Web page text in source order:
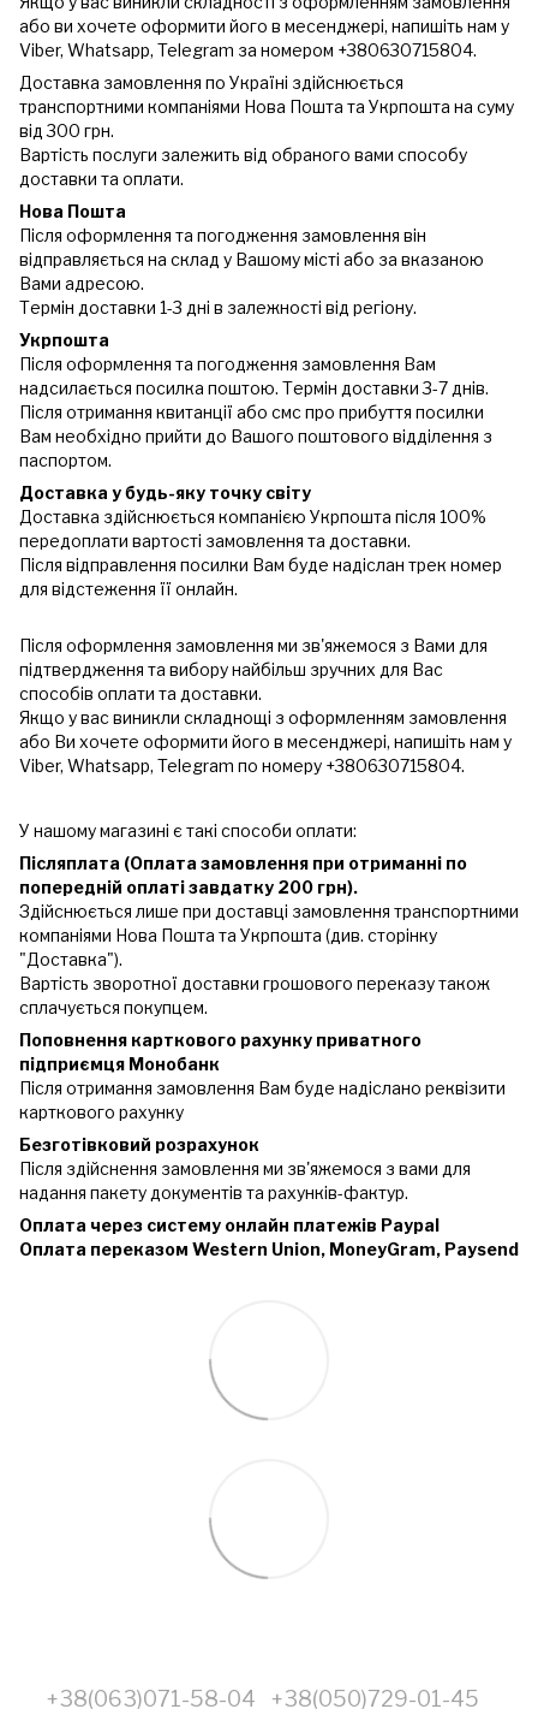
або ви хочете оформити його в месенджері, напишіть нам у
Viber, Whatsapp, Telegram за номером +380630715804.
Доставка замовлення по Україні здійснюється
транспортними компаніями Нова Пошта та Укрпошта на суму
від 300 грн.
Вартість послуги залежить від обраного вами способу
доставки та оплати.
Нова Пошта
Після оформлення та погодження замовлення він
відправляється на склад у Вашому місті або за вказаною
Вами адресою.
Термін доставки 1-3 дні в залежності від регіону.
Укрпошта
Після оформлення та погодження замовлення Вам
надсилається посилка поштою. Термін доставки 3-7 днів.
Після отримання квитанції або смс про прибуття посилки
Вам необхідно прийти до Вашого поштового відділення з
паспортом.
Доставка у будь-яку точку світу
Доставка здійснюється компанією Укрпошта після 100%
передоплати вартості замовлення та доставки.
Після відправлення посилки Вам буде надіслан трек номер
для відстеження її онлайн.
Після оформлення замовлення ми зв'яжемося з Вами для
підтвердження та вибору найбільш зручних для Вас
способів оплати та доставки.
Якщо у вас виникли складнощі з оформленням замовлення
або Ви хочете оформити його в месенджері, напишіть нам у
Viber, Whatsapp, Telegram по номеру +380630715804.
У нашому магазині є такі способи оплати:
Післяплата (Оплата замовлення при отриманні по
попередній оплаті завдатку 200 грн).
Здійснюється лише при доставці замовлення транспортними
компаніями Нова Пошта та Укрпошта (див. сторінку
"Доставка").
Вартість зворотної доставки грошового переказу також
сплачується покупцем.
Поповнення карткового рахунку приватного
підприємця Монобанк
Після отримання замовлення Вам буде надіслано реквізити
карткового рахунку
Безготівковий розрахунок
Після здійснення замовлення ми зв'яжемося з вами для
надання пакету документів та рахунків-фактур.
Оплата через систему онлайн платежів Paypal
Оплата переказом Western Union, MoneyGram, Paysend
+38(063)071-58-04 +38(050)729-01-45